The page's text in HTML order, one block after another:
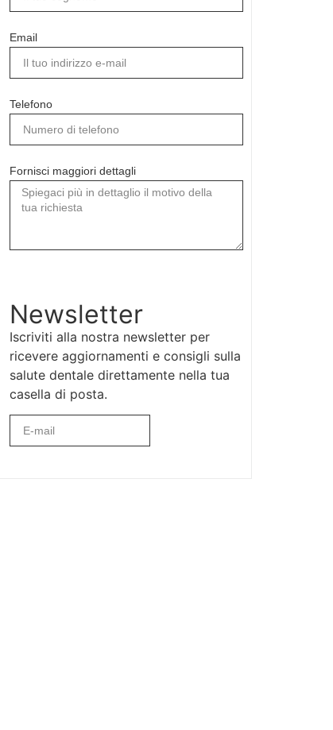
Email
Telefono
Fornisci maggiori dettagli
Newsletter
Iscriviti alla nostra newsletter per
ricevere aggiornamenti e consigli sulla
salute dentale direttamente nella tua
casella di posta.